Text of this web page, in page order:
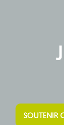
SOUTENIR